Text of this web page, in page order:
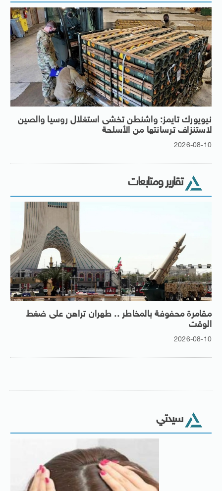
نيويورك تايمز: واشنطن تخشى استغلال روسيا والصين
لاستنزاف ترسانتها من الأسلحة
2026-08-10
تقارير ومتابعات
مقامرة محفوفة بالمخاطر .. طهران تراهن على ضغط
الوقت
2026-08-10
سيدتي